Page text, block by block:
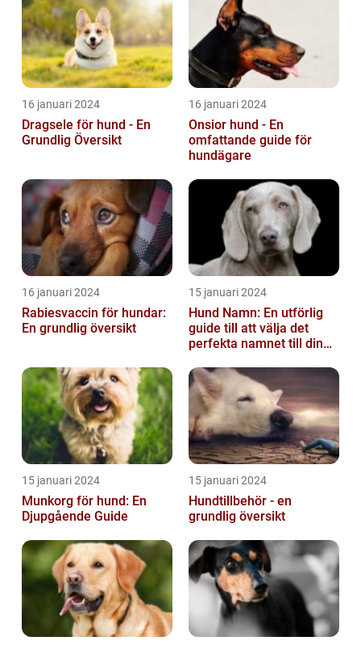
16 januari 2024
Dragsele för hund - En
Grundlig Översikt
16 januari 2024
Onsior hund - En
omfattande guide för
hundägare
16 januari 2024
Rabiesvaccin för hundar:
En grundlig översikt
15 januari 2024
Hund Namn: En utförlig
guide till att välja det
perfekta namnet till din
15 januari 2024
Munkorg för hund: En
Djupgående Guide
15 januari 2024
Hundtillbehör - en
grundlig översikt